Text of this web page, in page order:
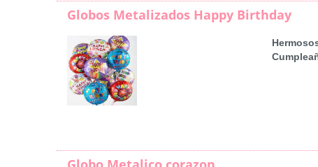
Globos Metalizados Happy Birthday